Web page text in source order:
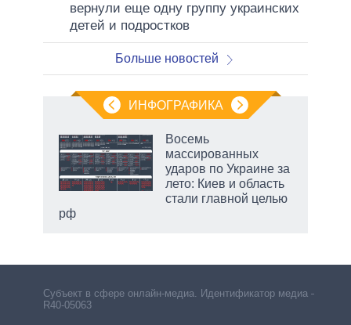
вернули еще одну группу украинских
детей и подростков
Больше новостей
ИНФОГРАФИКА
Восемь
массированных
ударов по Украине за
лето: Киев и область
стали главной целью
рф
Субъект в сфере онлайн-медиа. Идентификатор медиа –
R40-05063